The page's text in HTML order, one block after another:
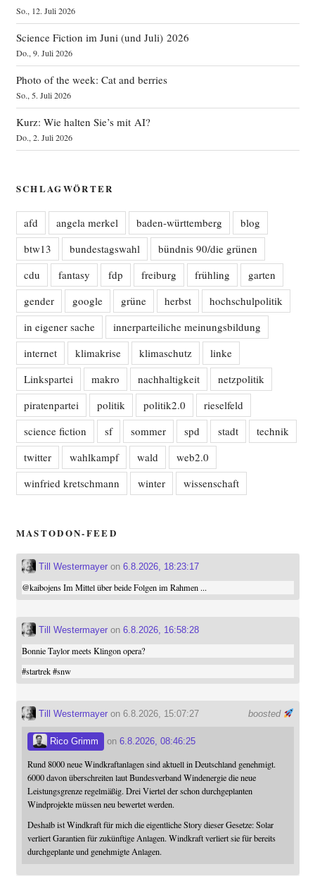
So., 12. Juli 2026
Science Fiction im Juni (und Juli) 2026
Do., 9. Juli 2026
Photo of the week: Cat and berries
So., 5. Juli 2026
Kurz: Wie halten Sie’s mit AI?
Do., 2. Juli 2026
SCHLAGWÖRTER
afd angela merkel baden-württemberg
blog
btw13
bundestagswahl
bündnis 90/die grünen
cdu
fantasy fdp freiburg frühling
garten
gender
google grüne herbst
hochschulpolitik
in eigener sache
innerparteiliche meinungsbildung
internet
klimakrise klimaschutz
linke
Linkspartei
makro nachhaltigkeit
netzpolitik
piratenpartei
politik politik2.0
rieselfeld
science fiction
sf sommer spd stadt
technik
twitter
wahlkampf wald
web2.0
winfried kretschmann
winter wissenschaft
MASTODON-FEED
Till Westermayeron 6.8.2026, 18:23:17
@kaibojensIm Mittel über beide Folgen im Rahmen ...
Till Westermayeron 6.8.2026, 16:58:28
Bonnie Taylor meets Klingon opera?
#startrek #snw
boosted
Till Westermayeron 6.8.2026, 15:07:27
Rico Grimm on 6.8.2026, 08:46:25
Rund 8000 neue Windkraftanlagen sind aktuell in Deutschland genehmigt.
6000 davon überschreiten laut Bundesverband Windenergie die neue
Leistungsgrenze regelmäßig. Drei Viertel der schon durchgeplanten
Windprojekte müssen neu bewertet werden.
Deshalb ist Windkraft für mich die eigentliche Story dieser Gesetze: Solar
verliert Garantien für zukünftige Anlagen. Windkraft verliert sie für bereits
durchgeplante und genehmigte Anlagen.